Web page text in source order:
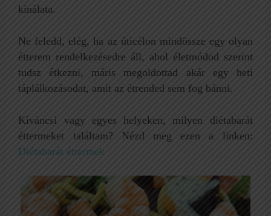
kínálata.
Ne feledd, elég, ha az úticélon mindössze egy olyan
étterem rendelkezésedre áll, ahol életmódod szerint
tudsz étkezni, máris megoldottad akár egy heti
táplálkozásodat, amit az étrended sem fog bánni.
Kíváncsi vagy egyes helyeken, milyen diétabarát
éttermeket találtam? Nézd meg ezen a linken:
Diétabarát éttermek